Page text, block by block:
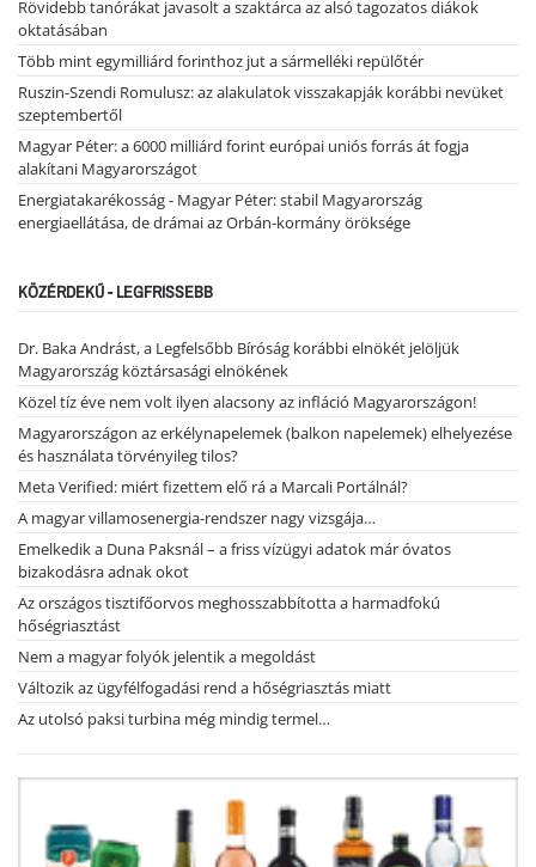
Rövidebb tanórákat javasolt a szaktárca az alsó tagozatos diákok
oktatásában
Több mint egymilliárd forinthoz jut a sármelléki repülőtér
Ruszin-Szendi Romulusz: az alakulatok visszakapják korábbi nevüket
szeptembertől
Magyar Péter: a 6000 milliárd forint európai uniós forrás át fogja
alakítani Magyarországot
Energiatakarékosság - Magyar Péter: stabil Magyarország
energiaellátása, de drámai az Orbán-kormány öröksége
KÖZÉRDEKŰ - LEGFRISSEBB
Dr. Baka Andrást, a Legfelsőbb Bíróság korábbi elnökét jelöljük
Magyarország köztársasági elnökének
Közel tíz éve nem volt ilyen alacsony az infláció Magyarországon!
Magyarországon az erkélynapelemek (balkon napelemek) elhelyezése
és használata törvényileg tilos?
Meta Verified: miért fizettem elő rá a Marcali Portálnál?
A magyar villamosenergia-rendszer nagy vizsgája…
Emelkedik a Duna Paksnál – a friss vízügyi adatok már óvatos
bizakodásra adnak okot
Az országos tisztifőorvos meghosszabbította a harmadfokú
hőségriasztást
Nem a magyar folyók jelentik a megoldást
Változik az ügyfélfogadási rend a hőségriasztás miatt
Az utolsó paksi turbina még mindig termel…